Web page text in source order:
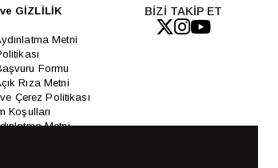
GİZLİLİK
Metni
Formu
Rıza Metni
Çerez Politikası
Koşulları
Metni
BİZİ TAKİP ET